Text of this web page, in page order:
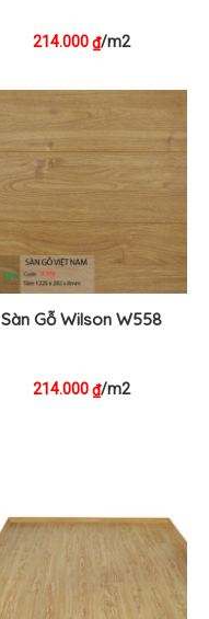
214.000₫/m2
Sàn Gỗ Wilson W558
214.000₫/m2